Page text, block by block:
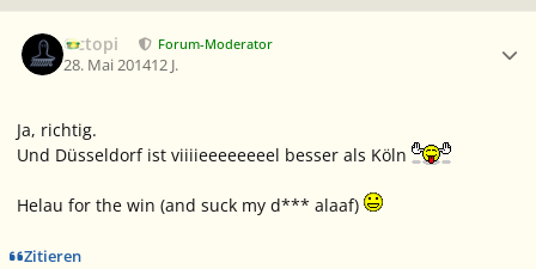
Octopi Forum-Moderator
28. Mai 201412 J.
Ja, richtig.
Und Düsseldorf ist viiiieeeeeeeel besser als Köln
Helau for the win (and suck my d*** alaaf)
Zitieren